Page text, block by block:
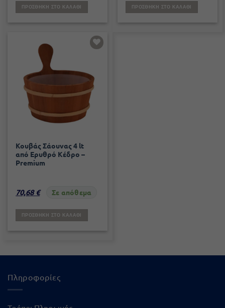
ΠΡΟΣΘΉΚΗ ΣΤΟ ΚΑΛΆΘΙ ΠΡΟΣΘΉΚΗ ΣΤΟ ΚΑΛΆΘΙ
Add to
wishlist
Κουβάς Σάουνας 4 lt
από Ερυθρό Κέδρο –
Premium
70,68€ Σε απόθεμα
ΠΡΟΣΘΉΚΗ ΣΤΟ ΚΑΛΆΘΙ
Πληροφορίες